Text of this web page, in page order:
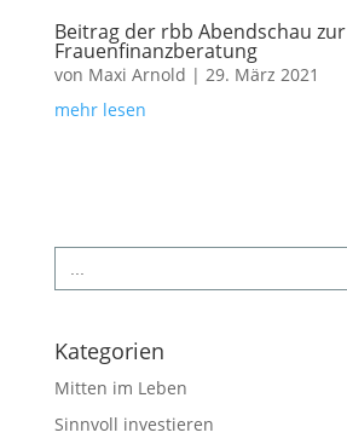
Beitrag der rbb Abendschau zur
Frauenfinanzberatung
von Maxi Arnold | 29. März 2021
mehr lesen
Search
for:
Kategorien
Mitten im Leben
Sinnvoll investieren